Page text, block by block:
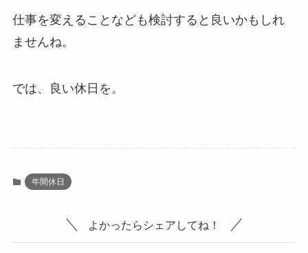
仕事を変えることなども検討すると良いかもしれ
ませんね。
では、良い休日を。
年間休日
よかったらシェアしてね！